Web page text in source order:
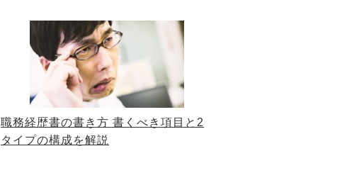
職務経歴書の書き方 書くべき項目と2
タイプの構成を解説